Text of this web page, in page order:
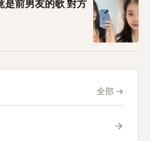
是前男友的歌 對方
全部 →